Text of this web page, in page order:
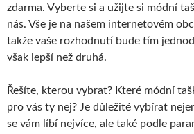
zdarma. Vyberte si a užijte si módní
nás. Vše je na našem internetovém
takže vaše rozhodnutí bude tím
však lepší než druhá.
Řešíte, kterou vybrat? Které módní
pro vás ty nej? Je důležité vybírat
se vám líbí nejvíce, ale také podle